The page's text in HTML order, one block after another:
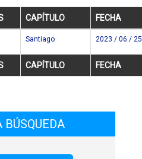
CAPÍTULO FECHA
Santiago 2023 / 06 / 25
CAPÍTULO FECHA
BÚSQUEDA